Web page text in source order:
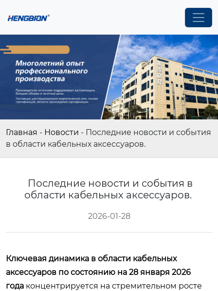
Главная - Новости - Последние новости и события
в области кабельных аксессуаров.
Последние новости и события в
области кабельных аксессуаров.
2026-01-28
Ключевая динамика в области кабельных
аксессуаров по состоянию на 28 января 2026
года концентрируется на стремительном росте